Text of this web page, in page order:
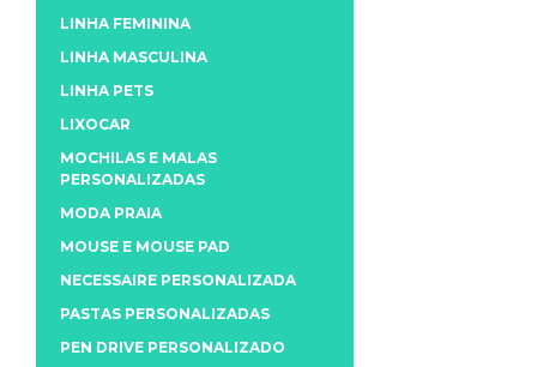
LINHA FEMININA
LINHA MASCULINA
LINHA PETS
LIXOCAR
MOCHILAS E MALAS
PERSONALIZADAS
MODA PRAIA
MOUSE E MOUSE PAD
NECESSAIRE PERSONALIZADA
PASTAS PERSONALIZADAS
PEN DRIVE PERSONALIZADO